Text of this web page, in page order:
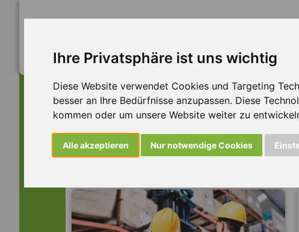
Ihre Privatsphäre ist uns wichtig
Diese Website verwendet Cookies und Targeting
besser an Ihre Bedürfnisse anzupassen. Diese
kommen oder um unsere Website weiter zu
Alle akzeptieren Nur notwendige Cookies
Dieser Job ist leider
... aber vielleicht ist hier etwas dabei: